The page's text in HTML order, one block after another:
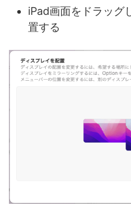
iPad画面をドラッグ
置する